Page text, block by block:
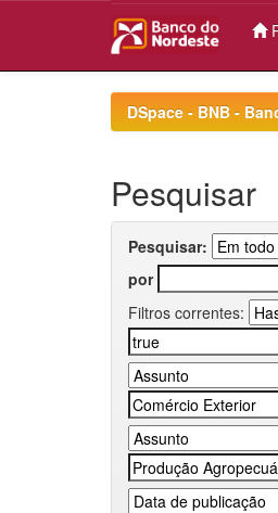
DSpace - BNB -
Pesquisar
Pesquisar:
por
Filtros correntes: